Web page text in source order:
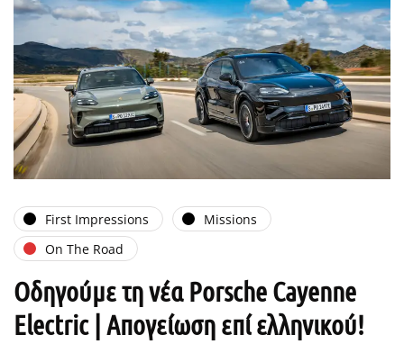
First Impressions
Missions
On The Road
Οδηγούμε τη νέα Porsche Cayenne
Electric | Απογείωση επί ελληνικού!